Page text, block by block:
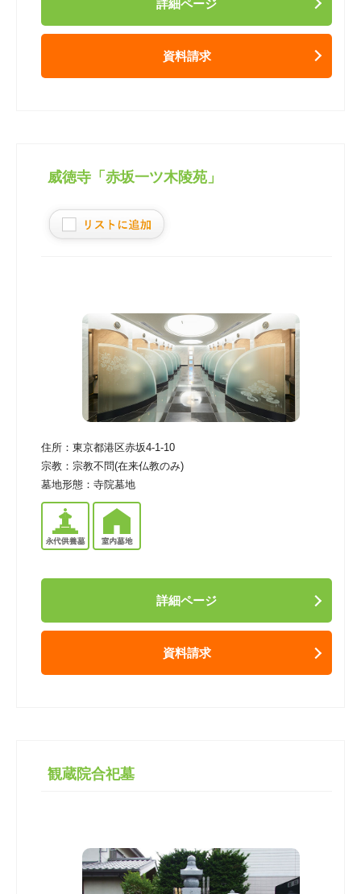
詳細ページ
資料請求
威徳寺「赤坂一ツ木陵苑」
住所： 東京都港区赤坂4-1-10
宗教： 宗教不問(在来仏教のみ)
墓地形態： 寺院墓地
詳細ページ
資料請求
観蔵院合祀墓